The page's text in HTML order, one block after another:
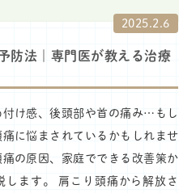
2025.2.6
防法｜専門医が教える治療
け感、後頭部や首の痛み…もし
に悩まされているかもしれませ
の原因、家庭でできる改善策か
します。 肩こり頭痛から解放さ